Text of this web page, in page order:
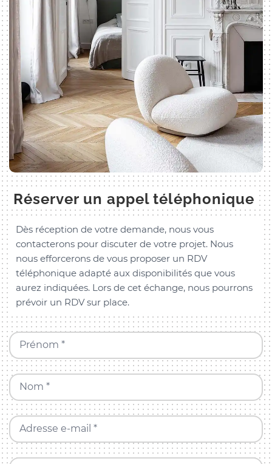
Réserver un appel téléphonique
Dès réception de votre demande, nous vous
contacterons pour discuter de votre projet. Nous
nous efforcerons de vous proposer un RDV
téléphonique adapté aux disponibilités que vous
aurez indiquées. Lors de cet échange, nous pourrons
prévoir un RDV sur place.
Prénom *
Nom *
Adresse e-mail *